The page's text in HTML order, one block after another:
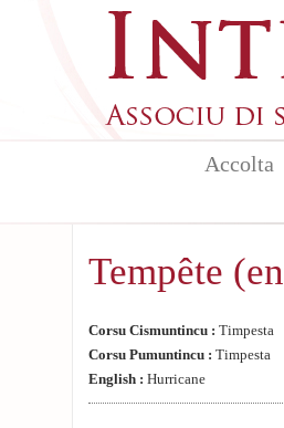
Accolta
Tempête
Corsu Cismuntincu : Timpesta
Corsu Pumuntincu : Timpesta
English : Hurricane